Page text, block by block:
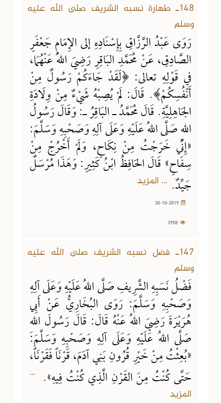
148ـ طهارة نسبه الشريف صلى الله عليه
وسلم
رَوَى عَبْدُ الرَّزَّاقِ بِإِسْنَادِهِ إلى الإِمَامِ جَعْفَرٍ
الصَّادِقِ، عَنْ مُحَمَّدِ البَاقِرِ رَضِيَ اللهُ عَنْهُمَا،
في قَوْلِهِ تعالى: ﴿لَقَدْ جَاءَكُمْ رَسُولٌ مِنْ
أَنْفُسِكُمْ﴾. قَالَ: لَمْ يُصِبْهُ شَيْءٌ مِنْ وِلَادَةِ
الجَاهِلِيَّةِ. قَالَ مُحَمَّدُ ـ البَاقِرُ ـ: وَقَالَ رَسُولُ
اللهِ صَلَّى اللهُ عَلَيْهِ وَعَلَى آلِهِ وَصَحْبِهِ وَسَلَّمَ:
«إِنِّي خَرَجْتُ مِنْ نِكَاحٍ، وَلَمْ أَخْرُجْ مِنْ
سِفَاحٍ» قَالَ الحَافِظُ ابْنُ كَثِيرٍ: وَهَذَا مُرْسَلٌ
جَيِّدٌ. ... المزيد
147ـ فضل نسبه الشريف صلى الله عليه
وسلم
فَضْلُ نَسَبِهِ الشَّرِيفِ صَلَّى اللهُ عَلَيْهِ وَعَلَى آلِهِ
وَصَحْبِهِ وَسَلَّمَ: رَوَى البُخَارِيُّ عَنْ أَبِي
هُرَيْرَةَ رَضِيَ اللهُ عَنْهُ قَالَ: قَالَ رَسُولَ اللهِ
صَلَّى اللهُ عَلَيْهِ وَعَلَى آلِهِ وَصَحْبِهِ وَسَلَّمَ:
«بُعِثْتُ مِنْ خَيْرِ قُرُونِ بَنِي آدَمَ، قَرْنَاً فَقَرْنَاً،
حَتَّى كُنْتُ مِنَ القَرْنِ الَّذِي كُنْتُ فِيهِ». ...
المزيد